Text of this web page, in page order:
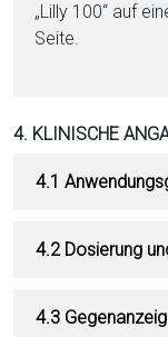
„Lilly 100“ auf
Seite.
4. KLINISCHE
4.1
4.2 Dosierung
4.3